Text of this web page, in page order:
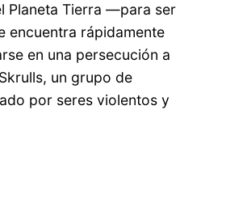
Planeta Tierra —para ser
encuentra rápidamente
en una persecución a
un grupo de
por seres violentos y